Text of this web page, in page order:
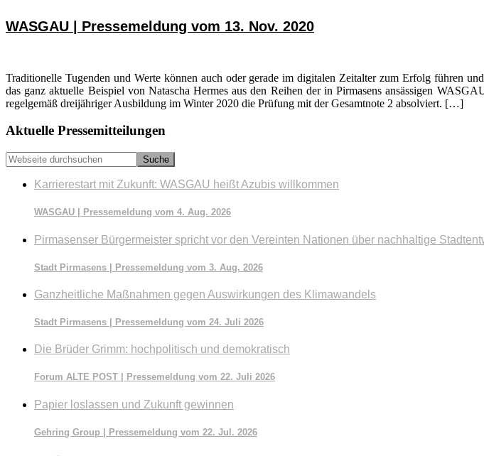
WASGAU | Pressemeldung vom 13. Nov. 2020
Traditionelle Tugenden und Werte können auch oder gerade im digitalen Zeitalter zum Erfolg führen
das ganz aktuelle Beispiel von Natascha Hermes aus den Reihen der in Pirmasens ansässigen
regelgemäß dreijähriger Ausbildung im Winter 2020 die Prüfung mit der Gesamtnote 2 absolviert. […]
Seitenspalte
Aktuelle Pressemitteilungen
Webseite
durchsuchen
Karrierestart mit Zukunft: WASGAU heißt Azubis willkommen
WASGAU | Pressemeldung vom 4. Aug. 2026
Pirmasenser Bürgermeister spricht vor den Vereinten Nationen über nachhaltige
Stadt Pirmasens | Pressemeldung vom 3. Aug. 2026
Ganzheitliche Maßnahmen gegen Auswirkungen des Klimawandels
Stadt Pirmasens | Pressemeldung vom 24. Juli 2026
Die Brüder Grimm: hochpolitisch und demokratisch
Forum ALTE POST | Pressemeldung vom 22. Juli 2026
Papier loslassen und Zukunft gewinnen
Gehring Group | Pressemeldung vom 22. Jul. 2026